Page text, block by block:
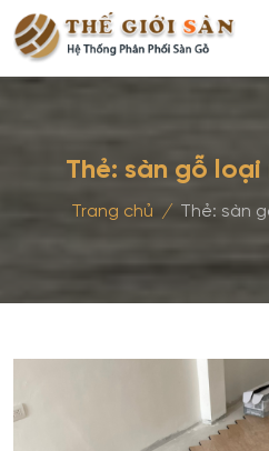
Thẻ: sàn gỗ loại
Trang chủ / Thẻ: sàn